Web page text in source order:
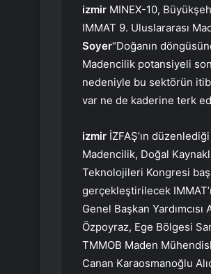
izmir MINEX-10,
IMMAT 9. Uluslararası
Soyer“Doğanın
Madencilik potansiyeli
nedeniyle bu sektörün
var ne de kaderine terk
izmir İZFAŞ’ın
Madencilik, Doğal
Teknolojileri Kongresi
gerçekleştirilecek
Genel Başkan
Özpoyraz, Ege Bölgesi
TMMOB Maden
Canan Karaosmanoğlu